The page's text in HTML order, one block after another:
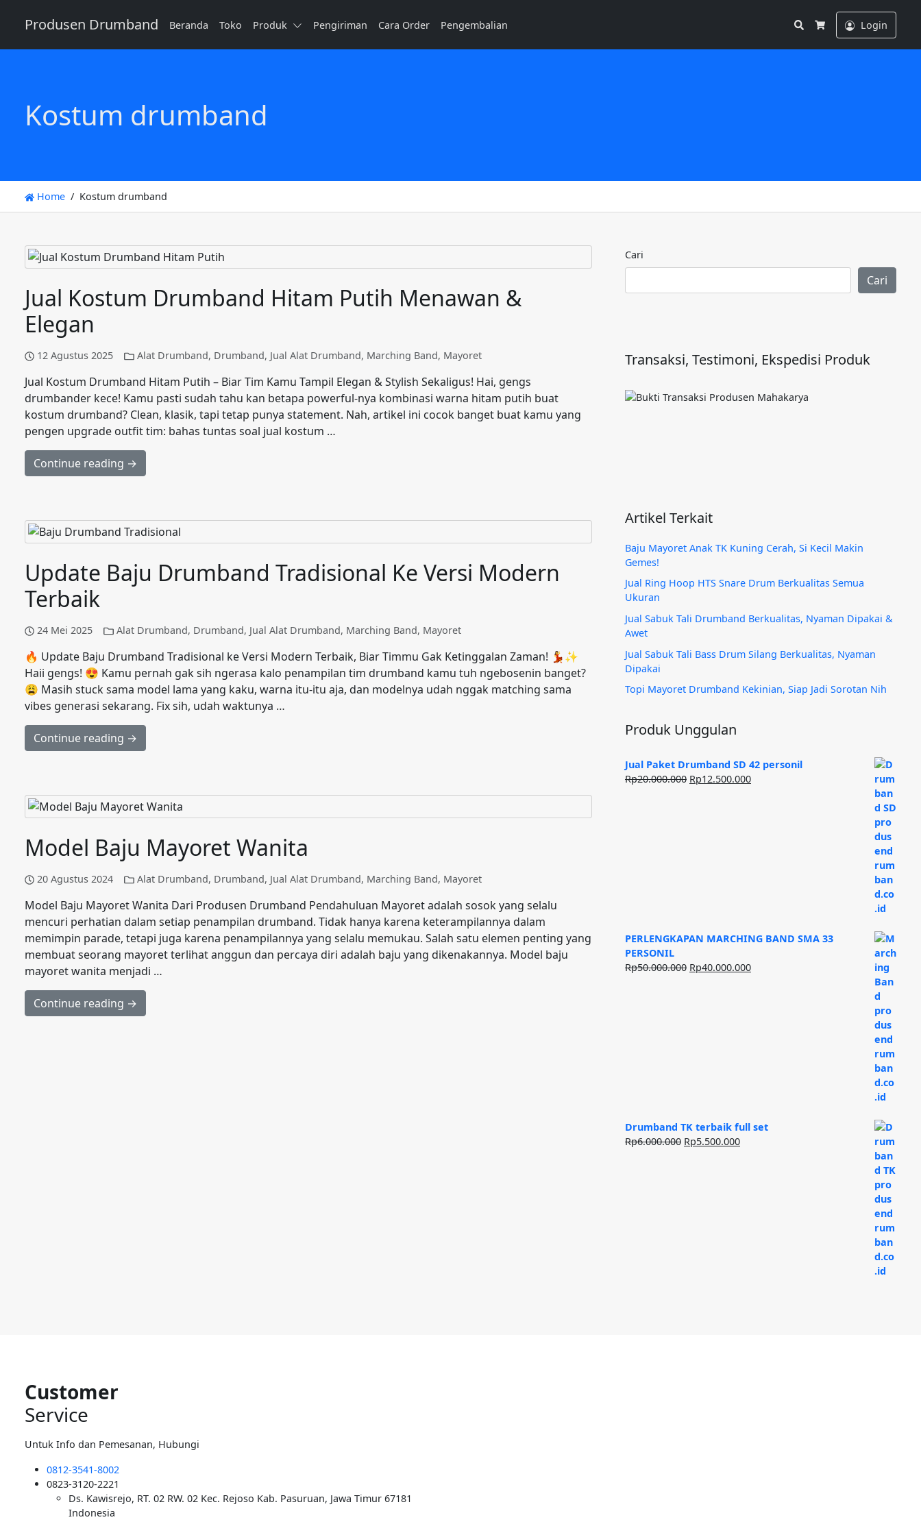
Produsen Drumband Beranda Toko Produk Pengiriman Cara Order Pengembalian
Search
Cart
Login
Kostum drumband
Home Kostum drumband
Jual Kostum Drumband Hitam Putih Menawan &
Elegan
12 Agustus 2025 Alat Drumband, Drumband, Jual Alat Drumband, Marching Band, Mayoret
Jual Kostum Drumband Hitam Putih – Biar Tim Kamu Tampil Elegan & Stylish Sekaligus! Hai, gengs
drumbander kece! Kamu pasti sudah tahu kan betapa powerful-nya kombinasi warna hitam putih buat
kostum drumband? Clean, klasik, tapi tetap punya statement. Nah, artikel ini cocok banget buat kamu yang
pengen upgrade outfit tim: bahas tuntas soal jual kostum …
Continue reading →
Update Baju Drumband Tradisional Ke Versi Modern
Terbaik
24 Mei 2025 Alat Drumband, Drumband, Jual Alat Drumband, Marching Band, Mayoret
🔥 Update Baju Drumband Tradisional ke Versi Modern Terbaik, Biar Timmu Gak Ketinggalan Zaman! 💃✨
Haii gengs! 😍 Kamu pernah gak sih ngerasa kalo penampilan tim drumband kamu tuh ngebosenin banget?
😩 Masih stuck sama model lama yang kaku, warna itu-itu aja, dan modelnya udah nggak matching sama
vibes generasi sekarang. Fix sih, udah waktunya …
Continue reading →
Model Baju Mayoret Wanita
20 Agustus 2024 Alat Drumband, Drumband, Jual Alat Drumband, Marching Band, Mayoret
Model Baju Mayoret Wanita Dari Produsen Drumband Pendahuluan Mayoret adalah sosok yang selalu
mencuri perhatian dalam setiap penampilan drumband. Tidak hanya karena keterampilannya dalam
memimpin parade, tetapi juga karena penampilannya yang selalu memukau. Salah satu elemen penting yang
membuat seorang mayoret terlihat anggun dan percaya diri adalah baju yang dikenakannya. Model baju
mayoret wanita menjadi …
Continue reading →
Cari
Cari
Transaksi, Testimoni, Ekspedisi Produk
Artikel Terkait
Baju Mayoret Anak TK Kuning Cerah, Si Kecil Makin
Gemes!
Jual Ring Hoop HTS Snare Drum Berkualitas Semua
Ukuran
Jual Sabuk Tali Drumband Berkualitas, Nyaman Dipakai &
Awet
Jual Sabuk Tali Bass Drum Silang Berkualitas, Nyaman
Dipakai
Topi Mayoret Drumband Kekinian, Siap Jadi Sorotan Nih
Produk Unggulan
Jual Paket Drumband SD 42 personil
Rp20.000.000 Harga
Rp12.500.000Harga
PERLENGKAPAN MARCHING BAND SMA 33
PERSONIL
Rp50.000.000 Harga
Rp40.000.000Harga
Drumband TK terbaik full set
Rp6.000.000 Harga
Rp5.500.000Harga
Customer
Service
Untuk Info dan Pemesanan, Hubungi
0812-3541-8002
0823-3120-2221
Ds. Kawisrejo, RT. 02 RW. 02 Kec. Rejoso Kab. Pasuruan, Jawa Timur 67181
Indonesia